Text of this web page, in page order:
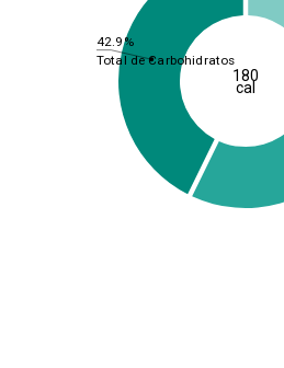
42.9%
Total de Carbohidratos
180
cal